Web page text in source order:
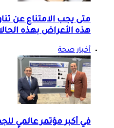
متى يجب الامتناع عن
هذه الأعراض بهذه
أخبار صحة
في أكبر مؤتمر عالمي